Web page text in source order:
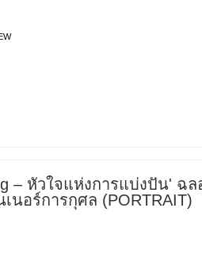
– หัวใจแห่งการแบ่งปัน' ฉล
นอร์การกุศล (PORTRAIT)